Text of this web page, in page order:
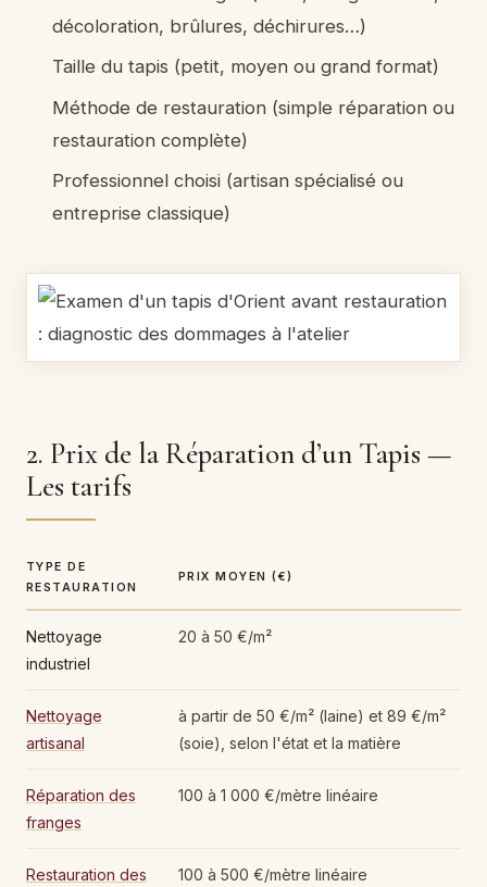
décoloration, brûlures, déchirures…)
Taille du tapis (petit, moyen ou grand format)
Méthode de restauration (simple réparation ou
restauration complète)
Professionnel choisi (artisan spécialisé ou
entreprise classique)
2. Prix de la Réparation d’un Tapis —
Les tarifs
TYPE DE
RESTAURATION
PRIX MOYEN (€)
Nettoyage
industriel
20 à 50 €/m²
Nettoyage
artisanal
à partir de 50 €/m² (laine) et 89 €/m²
(soie), selon l'état et la matière
Réparation des
franges
100 à 1 000 €/mètre linéaire
Restauration des 100 à 500 €/mètre linéaire